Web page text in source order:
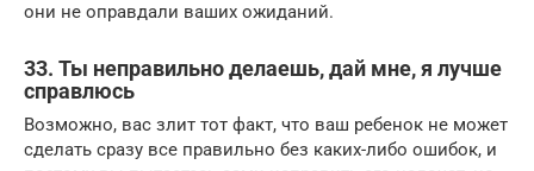
они не оправдали ваших ожиданий.
33. Ты неправильно делаешь, дай мне, я лучше
справлюсь
Возможно, вас злит тот факт, что ваш ребенок не может
сделать сразу все правильно без каких-либо ошибок, и